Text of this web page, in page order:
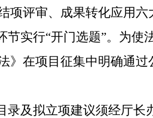
项评审、成果转化应用
节实行“开门选题”。为
》 在项目征集中明确通过
录及拟立项建议须经厅长